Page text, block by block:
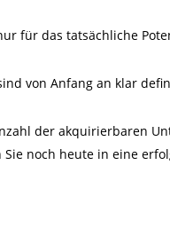
für das tatsächliche
von Anfang an klar
der akquirierbaren
noch heute in eine